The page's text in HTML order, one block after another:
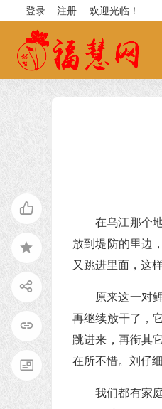
欢迎光临！
登录 注册
在乌江那个
放到堤防的里边
又跳进里面，这
原来这一对
再继续放干了，
跳进来，再衔其
在所不惜。刘仔
我们都有家